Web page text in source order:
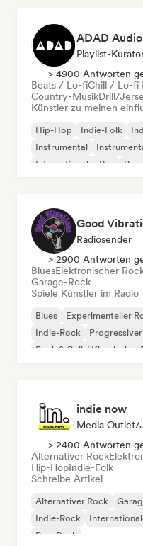
ADAD Audio
Playlist-
> 4900 Antworten
Beats / Lo-fiChill / Lo-fi
Country-MusikDrill/
Künstler zu meinen
Hip-Hop Indie-Folk
Instrumental
Internationaler Rap
Rap
Good
Radiosender
> 2900 Antworten
BluesElektronischer
Garage-Rock
Spiele Künstler im Radio
Blues Experimenteller
Indie-Rock
Rock & Roll / Klassischer
indie now
Media Outlet/
> 2400 Antworten
Alternativer Rock
Hip-HopIndie-Folk
Schreibe Artikel
Alternativer Rock
Indie-Rock
Pop-Rock